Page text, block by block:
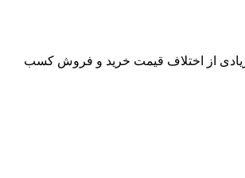
زیادی از اختلاف قیمت خرید و فروش کسب